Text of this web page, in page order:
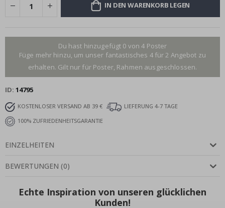
IN DEN WARENKORB LEGEN
Du hast hinzugefügt 0 von 4 Poster
Füge mehr hinzu, um unser fantastisches 4 für 2 Angebot zu
erhalten. Gilt nur für Poster, Rahmen ausgeschlossen.
ID 14795
KOSTENLOSER VERSAND AB 39 €
LIEFERUNG 4-7 TAGE
100% ZUFRIEDENHEITSGARANTIE
EINZELHEITEN
BEWERTUNGEN (0)
Echte Inspiration von unseren glücklichen
Kunden!